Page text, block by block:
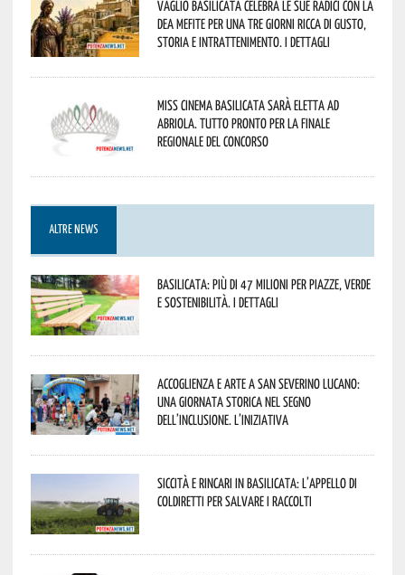
Vaglio Basilicata celebra le sue radici con la
Dea Mefite per una tre giorni ricca di gusto,
storia e intrattenimento. I dettagli
Miss Cinema Basilicata sarà eletta ad
Abriola. Tutto pronto per la finale
regionale del concorso
ALTRE NEWS
Basilicata: più di 47 milioni per piazze, verde
e sostenibilità. I dettagli
Accoglienza e arte a San Severino Lucano:
una giornata storica nel segno
dell’inclusione. L’iniziativa
Siccità e rincari in Basilicata: l’appello di
Coldiretti per salvare i raccolti